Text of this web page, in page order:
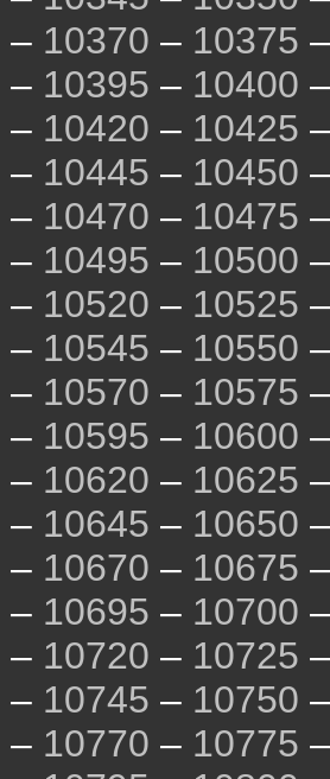
– 10370 – 10375
– 10395 – 10400
– 10420 – 10425
– 10445 – 10450
– 10470 – 10475
– 10495 – 10500
– 10520 – 10525
– 10545 – 10550
– 10570 – 10575
– 10595 – 10600
– 10620 – 10625
– 10645 – 10650
– 10670 – 10675
– 10695 – 10700
– 10720 – 10725
– 10745 – 10750
– 10770 – 10775